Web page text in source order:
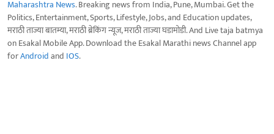
Maharashtra News. Breaking news from India, Pune, Mumbai. Get the
Politics, Entertainment, Sports, Lifestyle, Jobs, and Education updates,
मराठी ताज्या बातम्या, मराठी ब्रेकिंग न्यूज, मराठी ताज्या घडामोडी. And Live taja batmya
on Esakal Mobile App. Download the Esakal Marathi news Channel app
forAndroidand IOS.